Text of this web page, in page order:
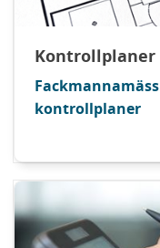
kontrollplaner